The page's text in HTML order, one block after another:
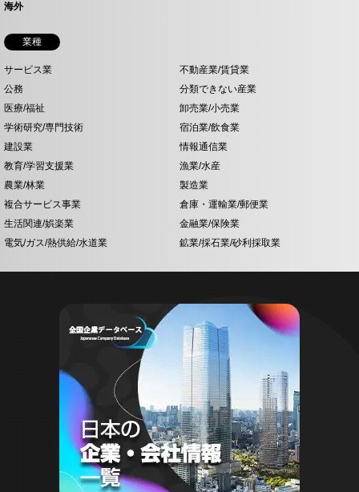
海外
業種
サービス業
不動産業/賃貸業
公務
分類できない産業
医療/福祉
卸売業/小売業
学術研究/専門技術
宿泊業/飲食業
建設業
情報通信業
教育/学習支援業
漁業/水産
農業/林業
製造業
複合サービス事業
倉庫・運輸業/郵便業
生活関連/娯楽業
金融業/保険業
電気/ガス/熱供給/水道業
鉱業/採石業/砂利採取業